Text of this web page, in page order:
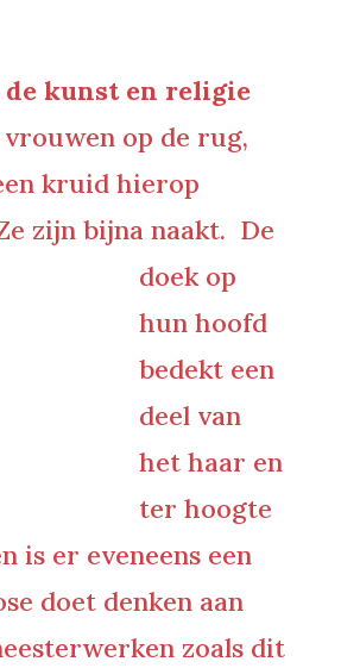
kunst en religie
vrouwen op de rug,
kruid hierop
zijn bijna naakt. De
doek op
hun hoofd
bedekt een
deel van
het haar en
ter hoogte
is er eveneens een
doet denken aan
zoals dit